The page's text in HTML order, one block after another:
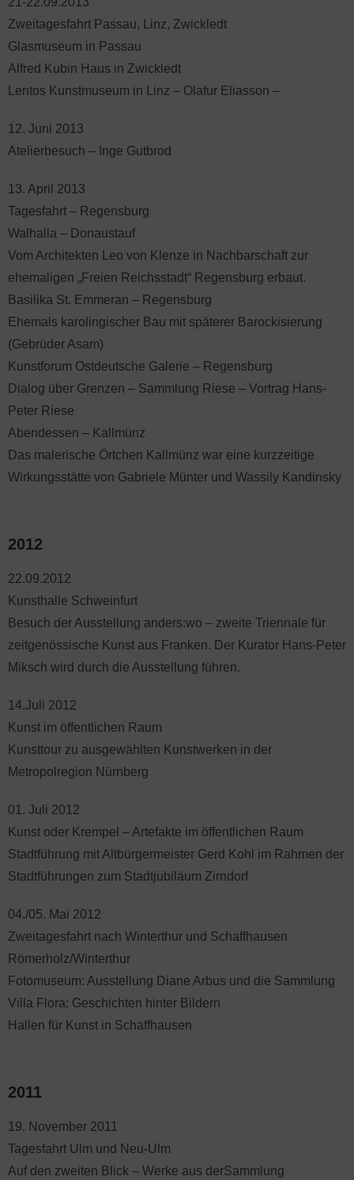
Zweitagesfahrt Passau, Linz, Zwickledt
Glasmuseum in Passau
Alfred Kubin Haus in Zwickledt
Lentos Kunstmuseum in Linz – Olafur Eliasson –
12. Juni 2013
Atelierbesuch – Inge Gutbrod
13. April 2013
Tagesfahrt – Regensburg
Walhalla – Donaustauf
Vom Architekten Leo von Klenze in Nachbarschaft zur
ehemaligen „Freien Reichsstadt“ Regensburg erbaut.
Basilika St. Emmeran – Regensburg
Ehemals karolingischer Bau mit späterer Barockisierung
(Gebrüder Asam)
Kunstforum Ostdeutsche Galerie – Regensburg
Dialog über Grenzen – Sammlung Riese – Vortrag Hans-
Peter Riese
Abendessen – Kallmünz
Das malerische Örtchen Kallmünz war eine kurzzeitige
Wirkungsstätte von Gabriele Münter und Wassily Kandinsky
2012
22.09.2012
Kunsthalle Schweinfurt
Besuch der Ausstellung anders:wo – zweite Triennale für
zeitgenössische Kunst aus Franken. Der Kurator Hans-Peter
Miksch wird durch die Ausstellung führen.
14.Juli 2012
Kunst im öffentlichen Raum
Kunsttour zu ausgewählten Kunstwerken in der
Metropolregion Nürnberg
01. Juli 2012
Kunst oder Krempel – Artefakte im öffentlichen Raum
Stadtführung mit Altbürgermeister Gerd Kohl im Rahmen der
Stadtführungen zum Stadtjubiläum Zirndorf
04./05. Mai 2012
Zweitagesfahrt nach Winterthur und Schaffhausen
Römerholz/Winterthur
Fotomuseum: Ausstellung Diane Arbus und die Sammlung
Villa Flora: Geschichten hinter Bildern
Hallen für Kunst in Schaffhausen
2011
19. November 2011
Tagesfahrt Ulm und Neu-Ulm
Auf den zweiten Blick – Werke aus derSammlung